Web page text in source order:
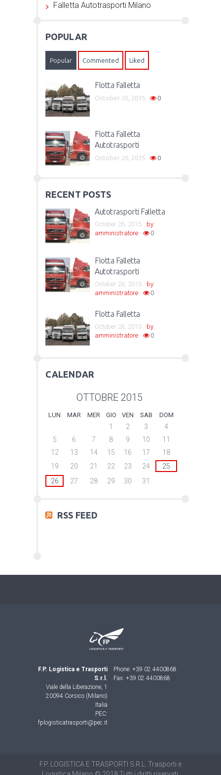
Falletta Autotrasporti Milano
POPULAR
Popular Commented Liked
Flotta Falletta
October 26, 2015 0
Flotta Falletta
Autotrasporti
October 26, 2015 0
RECENT POSTS
Autotrasporti Falletta
October 26, 2015
by
amministratore
0
Flotta Falletta
Autotrasporti
October 26, 2015
by
amministratore
0
Flotta Falletta
October 26, 2015
by
amministratore
0
CALENDAR
OTTOBRE 2015
LUN MAR MER GIO VEN SAB DOM
1 2 3
4
5
6 7 8 9 10
11
12
13 14 15 16 17
18
19
20 21 22 23 24
25
26
27 28 29 30 31
RSS FEED
Phone: +39 02.4400868
Fax: +39 02.4400868
F.P. Logistica e Trasporti
S.r.l.
Viale della Liberazione, 1
20094 Corsico (Milano)
Italia
PEC:
fplogisticatrasporti@pec.it
F.P. LOGISTICA E TRASPORTI S.R.L. Trasporti e